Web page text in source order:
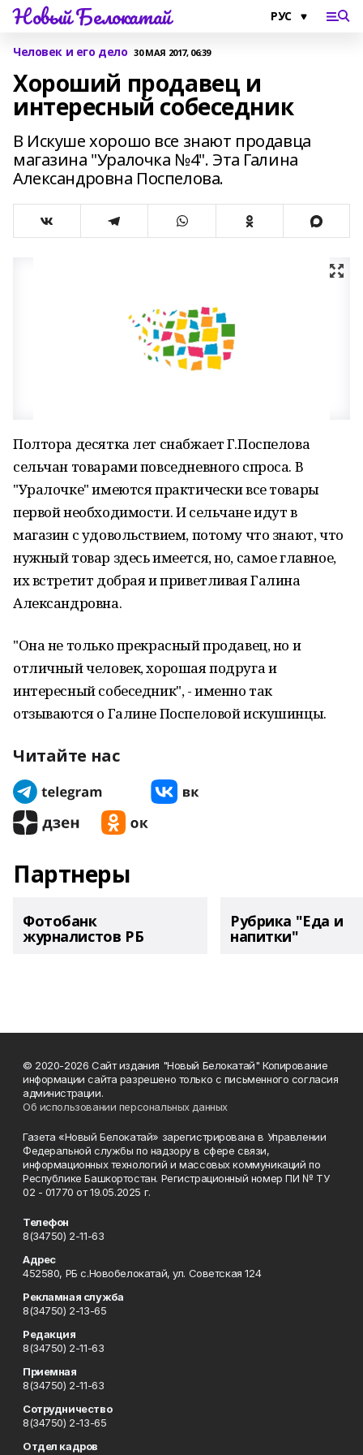
Новый Белокатай
Человек и его дело 30 МАЯ 2017, 06:39
Хороший продавец и
интересный собеседник
В Искуше хорошо все знают продавца
магазина "Уралочка №4". Эта Галина
Александровна Поспелова.
Полтора десятка лет снабжает Г.Поспелова
сельчан товарами повседневного спроса. В
"Уралочке" имеются практически все товары
первой необходимости. И сельчане идут в
магазин с удовольствием, потому что знают, что
нужный товар здесь имеется, но, самое главное,
их встретит добрая и приветливая Галина
Александровна.
"Она не только прекрасный продавец, но и
отличный человек, хорошая подруга и
интересный собеседник", - именно так
отзываются о Галине Поспеловой искушинцы.
Читайте нас
Партнеры
Фотобанк
журналистов РБ
Рубрика "Еда и
напитки"
© 2020-2026 Сайт издания "Новый Белокатай" Копирование
информации сайта разрешено только с письменного согласия
администрации.
Об использовании персональных данных
Газета «Новый Белокатай» зарегистрирована в Управлении
Федеральной службы по надзору в сфере связи,
информационных технологий и массовых коммуникаций по
Республике Башкортостан. Регистрационный номер ПИ № ТУ
02 - 01770 от 19.05.2025 г.
Телефон
8(34750) 2-11-63
Адрес
452580, РБ с.Новобелокатай, ул. Советская 124
Рекламная служба
8(34750) 2-13-65
Редакция
8(34750) 2-11-63
Приемная
8(34750) 2-11-63
Сотрудничество
8(34750) 2-13-65
Отдел кадров